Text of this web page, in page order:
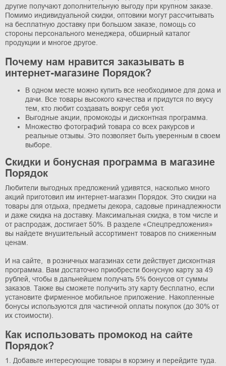
другие получают дополнительную выгоду при крупном заказе.
Помимо индивидуальной скидки, оптовики могут рассчитывать
на бесплатную доставку при большом заказе, помощь со
стороны персонального менеджера, обширный каталог
продукции и многое другое.
Почему нам нравится заказывать в
интернет-магазине Порядок?
В одном месте можно купить все необходимое для дома и
дачи. Все товары высокого качества и придутся по вкусу
тем, кто любит создавать вокруг себя уют.
Выгодные акции, промокоды и дисконтная программа.
Множество фотографий товара со всех ракурсов и
реальные отзывы. Это позволяет быть уверенным в своем
выборе.
Скидки и бонусная программа в магазине
Порядок
Любители выгодных предложений удивятся, насколько много
акций приготовил им интернет-магазин Порядок. Это скидки на
товары для отдыха, предметы декора, садовые принадлежности
и даже скидка на доставку. Максимальная скидка, в том числе и
от распродаж, достигает 50%. В разделе «Спецпредложения»
вы найдете внушительный ассортимент товаров по сниженным
ценам.
И на сайте, в розничных магазинах сети действует дисконтная
программа. Вам достаточно приобрести бонусную карту за 49
рублей, чтобы в дальнейшем получать 5% бонусов от суммы
заказов. Также вы сможете получить эту карту бесплатно, если
установите фирменное мобильное приложение. Накопленные
бонусы используются для частичной оплаты покупок (до 30% от
их стоимости).
Как использовать промокод на сайте
Порядок?
1. Добавьте интересующие товары в корзину и перейдите туда.